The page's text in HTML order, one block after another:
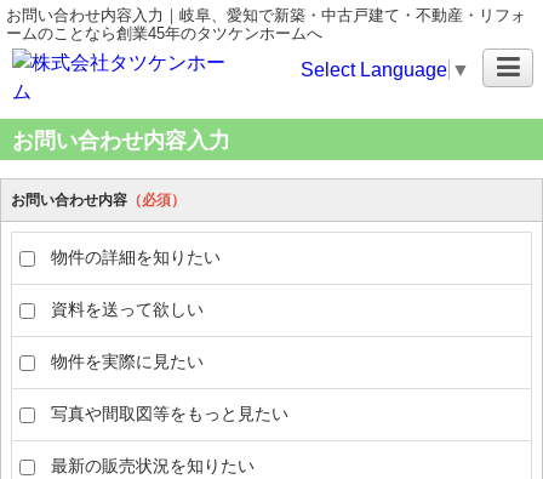
お問い合わせ内容入力｜岐阜、愛知で新築・中古戸建て・不動産・リフォ
ームのことなら創業45年のタツケンホームへ
Select Language ▼
お問い合わせ内容入力
お問い合わせ内容 （必須）
物件の詳細を知りたい
資料を送って欲しい
物件を実際に見たい
写真や間取図等をもっと見たい
最新の販売状況を知りたい